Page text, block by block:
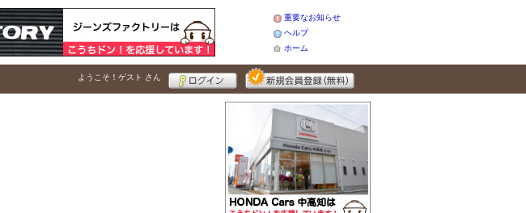
重要なお知らせ
ヘルプ
ホーム
ようこそ！ ゲスト さん